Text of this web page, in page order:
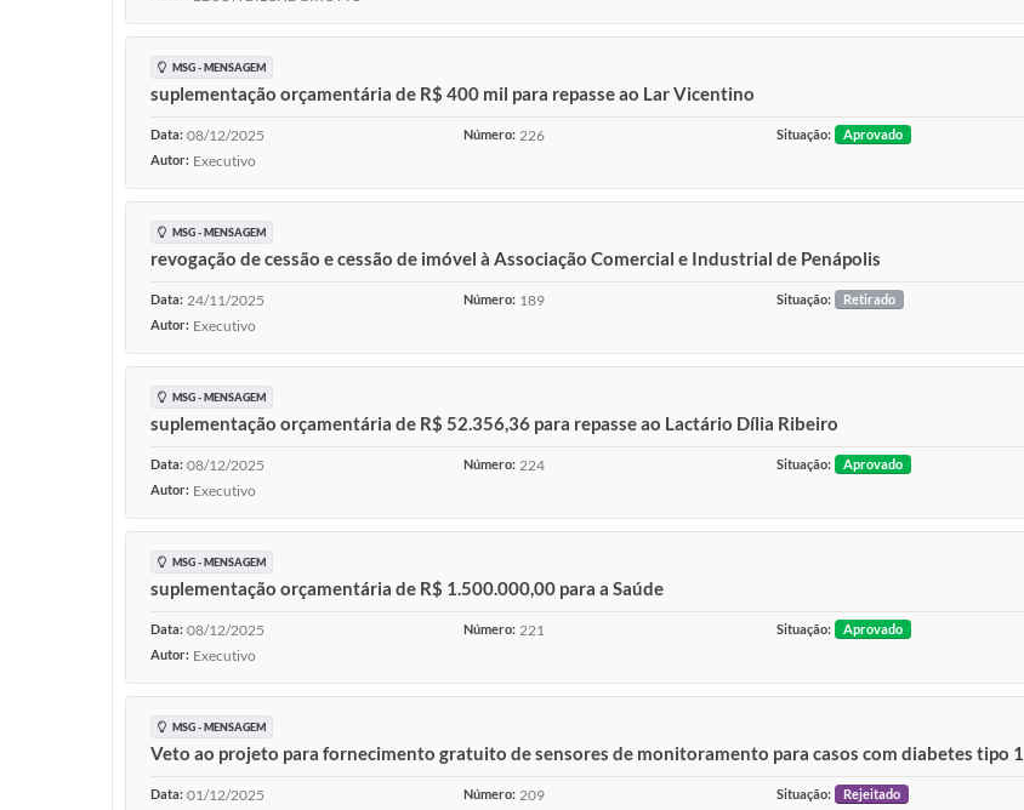
MSG - MENSAGEM
suplementação orçamentária de R$ 400 mil para repasse ao Lar Vicentino
Data: 08/12/2025 Número: 226 Situação:
Aprovado
Autor: Executivo
MSG - MENSAGEM
revogação de cessão e cessão de imóvel à Associação Comercial e Industrial de Penápolis
Data: 24/11/2025 Número: 189 Situação:
Retirado
Autor: Executivo
MSG - MENSAGEM
suplementação orçamentária de R$ 52.356,36 para repasse ao Lactário Dília Ribeiro
Data: 08/12/2025 Número: 224 Situação:
Aprovado
Autor: Executivo
MSG - MENSAGEM
suplementação orçamentária de R$ 1.500.000,00 para a Saúde
Data: 08/12/2025 Número: 221 Situação:
Aprovado
Autor: Executivo
MSG - MENSAGEM
Veto ao projeto para fornecimento gratuito de sensores de monitoramento para casos com diabetes tipo 1
Data: 01/12/2025 Número: 209 Situação:
Rejeitado